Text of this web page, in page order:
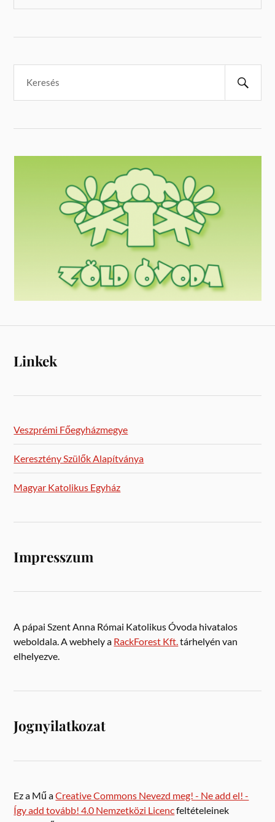
Linkek
Veszprémi Főegyházmegye
Keresztény Szülők Alapítványa
Magyar Katolikus Egyház
Impresszum
A pápai Szent Anna Római Katolikus Óvoda hivatalos
weboldala. A webhely a RackForest Kft. tárhelyén van
elhelyezve.
Jognyilatkozat
Ez a Mű aCreative Commons Nevezd meg! - Ne add el! -
Így add tovább! 4.0 Nemzetközi Licencfeltételeinek